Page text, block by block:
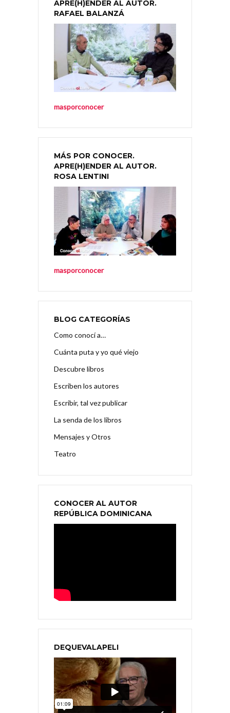
APRE(H)ENDER AL AUTOR.
RAFAEL BALANZÁ
masporconocer
MÁS POR CONOCER.
APRE(H)ENDER AL AUTOR.
ROSA LENTINI
masporconocer
BLOG CATEGORÍAS
Como conocí a…
Cuánta puta y yo qué viejo
Descubre libros
Escriben los autores
Escribir, tal vez publicar
La senda de los libros
Mensajes y Otros
Teatro
CONOCER AL AUTOR
REPÚBLICA DOMINICANA
DEQUEVALAPELI